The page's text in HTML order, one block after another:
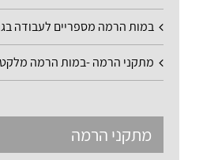
במות הרמה מספריים לעבודה
מתקני הרמה -במות הרמה
מתקני הרמה